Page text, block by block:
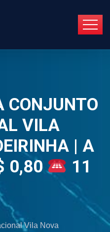
CONJUNTO
VILA
| A
0,80
11
Vila Nova